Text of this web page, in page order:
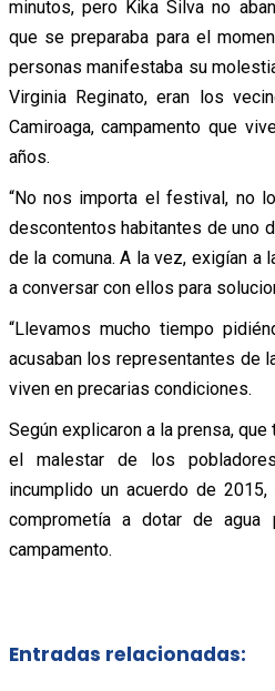
minutos, pero Kika Silva no
que se preparaba para el
personas manifestaba su
Virginia Reginato, eran los
Camiroaga, campamento que
años.
“No nos importa el festival, no
descontentos habitantes de uno
de la comuna. A la vez, exigían a
a conversar con ellos para
“Llevamos mucho tiempo
acusaban los representantes de
viven en precarias condiciones.
Según explicaron a la prensa,
el malestar de los
incumplido un acuerdo de
comprometía a dotar de
campamento.
Entradas relacionadas: